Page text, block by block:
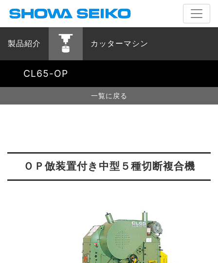
製品紹介 カッターマシン
CL65-OP
一覧に戻る
ＯＰ倣装置付き中型５種切断複合機